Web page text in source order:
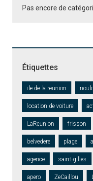
Pas encore de
Étiquettes
ile de la reunion
location de voiture
LaReunion frisson
belvedere plage
agence saint-gilles
apero ZeCaillou